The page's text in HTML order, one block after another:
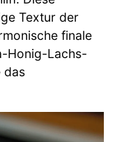
Textur der
finale
Honig-Lachs-
das